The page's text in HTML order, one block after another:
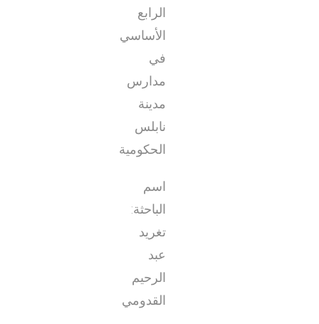
الرابع
الأساسي
في
مدارس
مدينة
نابلس
الحكومية
اسم
الباحثة:
تغريد
عبد
الرحيم
القدومي